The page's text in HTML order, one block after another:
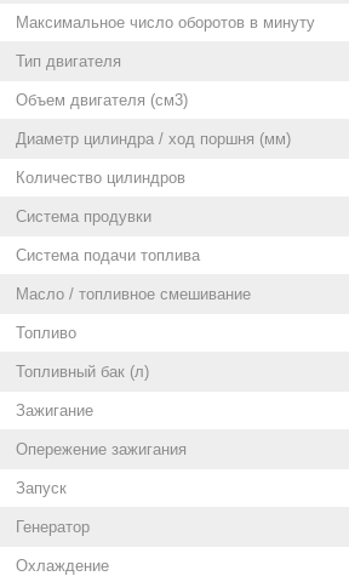
Максимальное число оборотов в минуту
Тип двигателя
Объем двигателя (см3)
Диаметр цилиндра / ход поршня (мм)
Количество цилиндров
Система продувки
Система подачи топлива
Масло / топливное смешивание
Топливо
Топливный бак (л)
Зажигание
Опережение зажигания
Запуск
Генератор
Охлаждение